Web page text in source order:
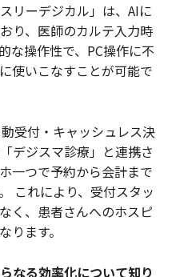
リーデジカル」は、AIに
り、医師のカルテ入力時
な操作性で、PC操作に不
使いこなすことが可能で
受付・キャッシュレス決
デジスマ診療」と連携さ
一つで予約から会計まで
これにより、受付スタッ
く、患者さんへのホスピ
ります。
なる効率化について知り